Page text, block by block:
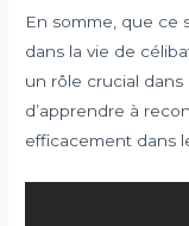
En somme, que ce
dans la vie de
un rôle crucial
d’apprendre à
efficacement dans